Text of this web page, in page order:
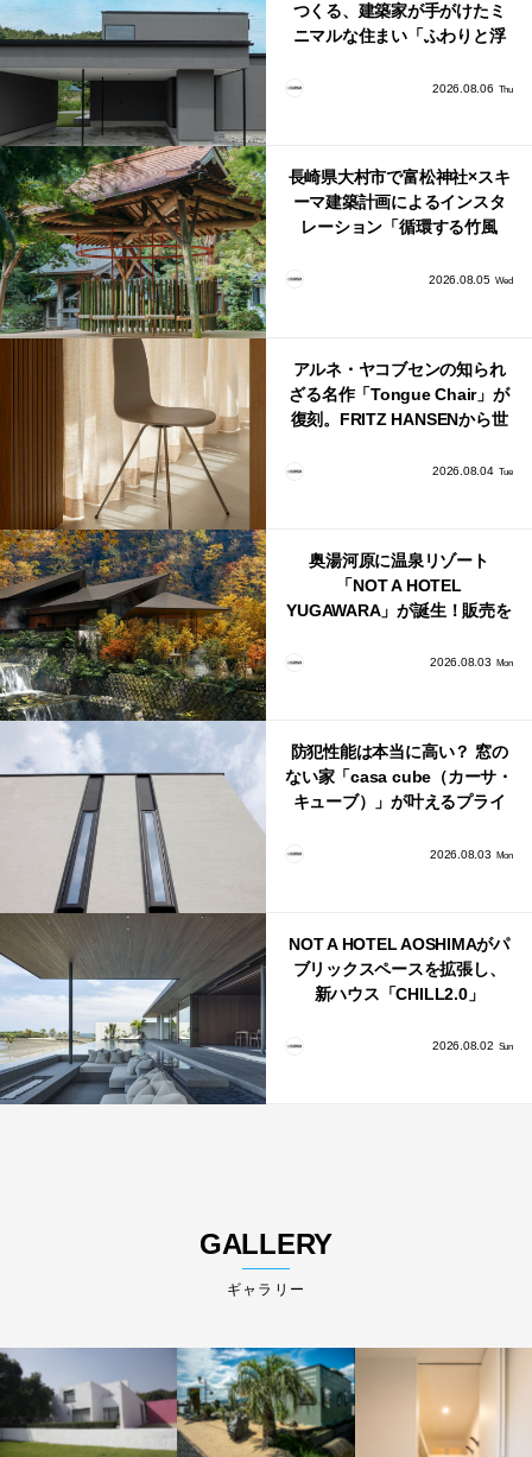
つくる、建築家が手がけたミ
ニマルな住まい「ふわりと浮
2026.08.06 Thu
長崎県大村市で富松神社×スキ
ーマ建築計画によるインスタ
レーション「循環する竹風
2026.08.05 Wed
アルネ・ヤコブセンの知られ
ざる名作「Tongue Chair」が
復刻。FRITZ HANSENから世
2026.08.04 Tue
奥湯河原に温泉リゾート
「NOT A HOTEL
YUGAWARA」が誕生！販売を
2026.08.03 Mon
防犯性能は本当に高い？ 窓の
ない家「casa cube（カーサ・
キューブ）」が叶えるプライ
2026.08.03 Mon
NOT A HOTEL AOSHIMAがパ
ブリックスペースを拡張し、
新ハウス「CHILL2.0」
2026.08.02 Sun
GALLERY
ギャラリー